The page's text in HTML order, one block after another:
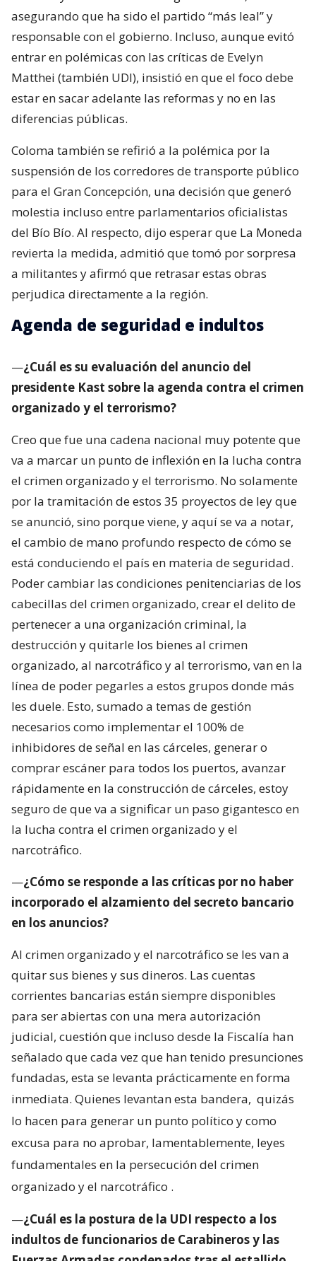
asegurando que ha sido el partido “más leal” y
responsable con el gobierno. Incluso, aunque evitó
entrar en polémicas con las críticas de Evelyn
Matthei (también UDI), insistió en que el foco debe
estar en sacar adelante las reformas y no en las
diferencias públicas.
Coloma también se refirió a la polémica por la
suspensión de los corredores de transporte público
para el Gran Concepción, una decisión que generó
molestia incluso entre parlamentarios oficialistas
del Bío Bío. Al respecto, dijo esperar que La Moneda
revierta la medida, admitió que tomó por sorpresa
a militantes y afirmó que retrasar estas obras
perjudica directamente a la región.
Agenda de seguridad e indultos
—¿Cuál es su evaluación del anuncio del
presidente Kast sobre la agenda contra el crimen
organizado y el terrorismo?
Creo que fue una cadena nacional muy potente que
va a marcar un punto de inflexión en la lucha contra
el crimen organizado y el terrorismo. No solamente
por la tramitación de estos 35 proyectos de ley que
se anunció, sino porque viene, y aquí se va a notar,
el cambio de mano profundo respecto de cómo se
está conduciendo el país en materia de seguridad.
Poder cambiar las condiciones penitenciarias de los
cabecillas del crimen organizado, crear el delito de
pertenecer a una organización criminal, la
destrucción y quitarle los bienes al crimen
organizado, al narcotráfico y al terrorismo, van en la
línea de poder pegarles a estos grupos donde más
les duele. Esto, sumado a temas de gestión
necesarios como implementar el 100% de
inhibidores de señal en las cárceles, generar o
comprar escáner para todos los puertos, avanzar
rápidamente en la construcción de cárceles, estoy
seguro de que va a significar un paso gigantesco en
la lucha contra el crimen organizado y el
narcotráfico.
—¿Cómo se responde a las críticas por no haber
incorporado el alzamiento del secreto bancario
en los anuncios?
Al crimen organizado y el narcotráfico se les van a
quitar sus bienes y sus dineros. Las cuentas
corrientes bancarias están siempre disponibles
para ser abiertas con una mera autorización
judicial, cuestión que incluso desde la Fiscalía han
señalado que cada vez que han tenido presunciones
fundadas, esta se levanta prácticamente en forma
inmediata. Quienes levantan esta bandera, quizás
lo hacen para generar un punto político y como
excusa para no aprobar, lamentablemente, leyes
fundamentales en la persecución del crimen
organizado y el narcotráfico .
—¿Cuál es la postura de la UDI respecto a los
indultos de funcionarios de Carabineros y las